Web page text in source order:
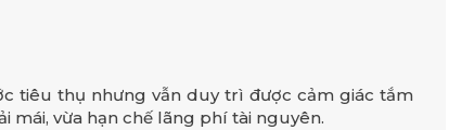
tiêu thụ nhưng vẫn duy trì được cảm giác tắm
mái, vừa hạn chế lãng phí tài nguyên.